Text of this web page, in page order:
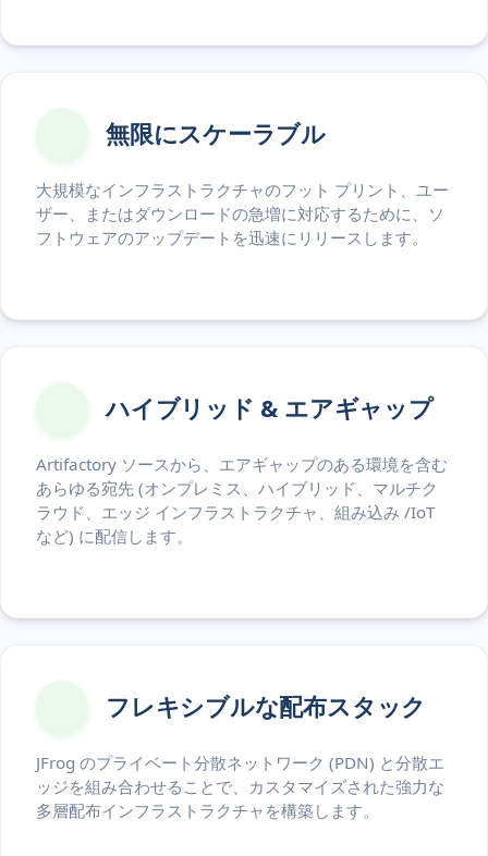
無限にスケーラブル
大規模なインフラストラクチャのフット プリント、ユー
ザー、またはダウンロードの急増に対応するために、ソ
フトウェアのアップデートを迅速にリリースします。
ハイブリッド & エアギャップ
Artifactory ソースから、エアギャップのある環境を含む
あらゆる宛先 (オンプレミス、ハイブリッド、マルチク
ラウド、エッジ インフラストラクチャ、組み込み /IoT
など) に配信します。
フレキシブルな配布スタック
JFrog のプライベート分散ネットワーク (PDN) と分散エ
ッジを組み合わせることで、カスタマイズされた強力な
多層配布インフラストラクチャを構築します。